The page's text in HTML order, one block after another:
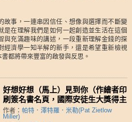
故事，一連串因信任、想像與選擇而不斷變
是在理解我們是如何一起創造並生活在這個
與充滿趣味的講述，一段重新理解金錢的探
經濟學一知半解的新手，還是希望重新檢視
都將帶來豐富的啟發與反思。
好想好想（馬上）見到你（作繪者印
刷簽名書名頁，國際安徒生大獎得主
蘇西．李，巧妙軋型設計驚喜之作）
作者：帕特．澤特羅．米勒(Pat Zietlow
Miller)